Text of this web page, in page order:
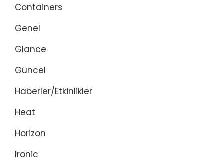
Containers
Genel
Glance
Güncel
Haberler/Etkinlikler
Heat
Horizon
Ironic